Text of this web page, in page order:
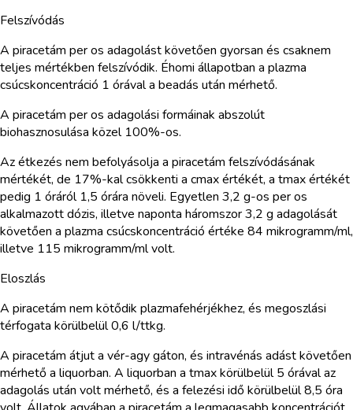
Felszívódás
A piracetám per os adagolást követően gyorsan és csaknem
teljes mértékben felszívódik. Éhomi állapotban a plazma
csúcskoncentráció 1 órával a beadás után mérhető.
A piracetám per os adagolási formáinak abszolút
biohasznosulása közel 100%-os.
Az étkezés nem befolyásolja a piracetám felszívódásának
mértékét, de 17%-kal csökkenti a cmax értékét, a tmax értékét
pedig 1 óráról 1,5 órára növeli. Egyetlen 3,2 g-os per os
alkalmazott dózis, illetve naponta háromszor 3,2 g adagolását
követően a plazma csúcskoncentráció értéke 84 mikrogramm/ml,
illetve 115 mikrogramm/ml volt.
Eloszlás
A piracetám nem kötődik plazmafehérjékhez, és megoszlási
térfogata körülbelül 0,6 l/ttkg.
A piracetám átjut a vér-agy gáton, és intravénás adást követően
mérhető a liquorban. A liquorban a tmax körülbelül 5 órával az
adagolás után volt mérhető, és a felezési idő körülbelül 8,5 óra